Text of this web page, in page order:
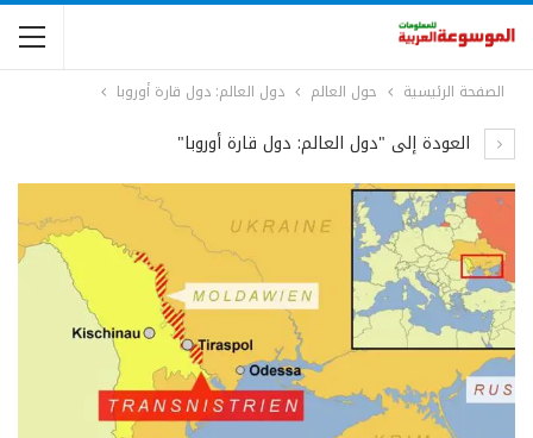
الصفحة الرئيسية حول العالم دول العالم: دول قارة أوروبا
العودة إلى "دول العالم: دول قارة أوروبا"